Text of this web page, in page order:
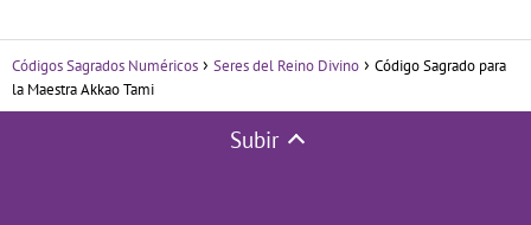
Códigos Sagrados Numéricos Seres del Reino Divino
Código Sagrado para
la Maestra Akkao Tami
Subir